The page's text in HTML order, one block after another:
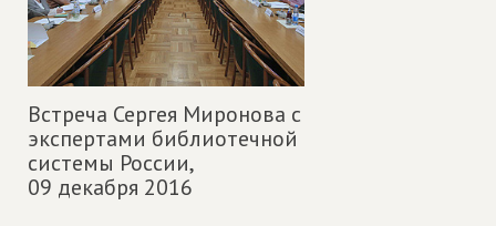
Встреча Сергея Миронова с
экспертами библиотечной
системы России,
09 декабря 2016